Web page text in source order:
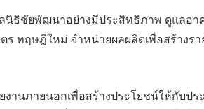
ธิชัยพัฒนาอย่างมีประสิทธิภาพ ดูแลอ
ร ทฤษฎีใหม่ จำหน่ายผลผลิตเพื่อสร้างร
านภายนอกเพื่อสร้างประโยชน์ให้กับ